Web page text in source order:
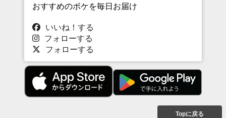
おすすめのボケを毎日お届け
いいね！する
フォローする
フォローする
Topに戻る